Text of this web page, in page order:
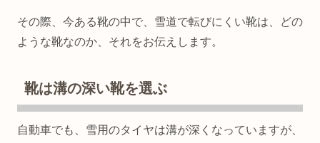
その際、今ある靴の中で、雪道で転びにくい靴は、どの
ような靴なのか、それをお伝えします。
靴は溝の深い靴を選ぶ
自動車でも、雪用のタイヤは溝が深くなっていますが、